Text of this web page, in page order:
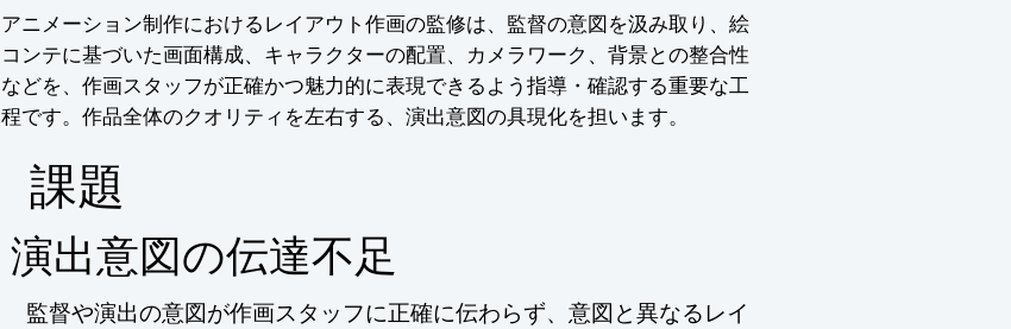
アニメーション制作におけるレイアウト作画の監修は、監督の意図を汲み取り、絵
コンテに基づいた画面構成、キャラクターの配置、カメラワーク、背景との整合性
などを、作画スタッフが正確かつ魅力的に表現できるよう指導・確認する重要な工
程です。作品全体のクオリティを左右する、演出意図の具現化を担います。
​課題
演出意図の伝達不足
監督や演出の意図が作画スタッフに正確に伝わらず、意図と異なるレイ